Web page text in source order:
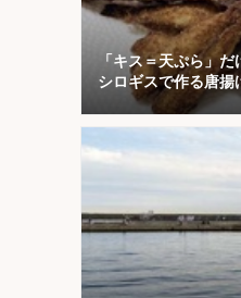
「キス＝天ぷら」
シロギスで作る唐揚